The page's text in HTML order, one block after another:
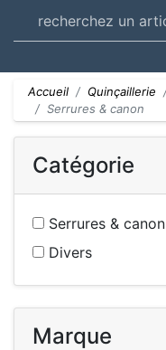
Accueil Quinçaillerie
Serrures & canon
Catégorie
Serrures & canon
Divers
Marque